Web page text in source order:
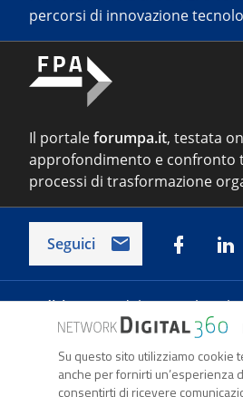
percorsi di innovazione
Il portaleforumpa.it, testata
approfondimento e confronto
processi di trasformazione
Seguici
Indirizzo:Via del Porto Fluviale
Forumpa.it è una
FPA s.r.l. è società soggetta
Su questo sito utilizziamo cookie
anche per fornirti un’esperienza
consentirti di ricevere